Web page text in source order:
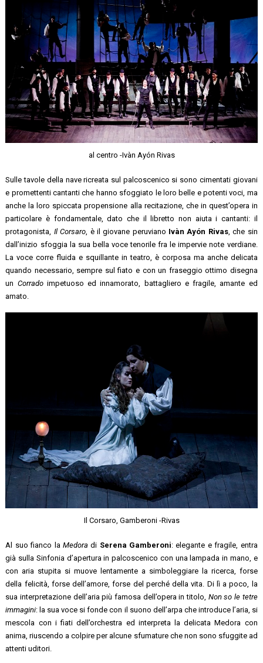
al centro -Ivàn Ayón Rivas
Sulle tavole della nave ricreata sul palcoscenico si sono cimentati giovani
e promettenti cantanti che hanno sfoggiato le loro belle e potenti voci, ma
anche la loro spiccata propensione alla recitazione, che in quest’opera in
particolare è fondamentale, dato che il libretto non aiuta i cantanti: il
protagonista, Il Corsaro , è il giovane peruviano Ivàn Ayón Rivas, che sin
dall’inizio sfoggia la sua bella voce tenorile fra le impervie note verdiane.
La voce corre fluida e squillante in teatro, è corposa ma anche delicata
quando necessario, sempre sul fiato e con un fraseggio ottimo disegna
un Corradoimpetuoso ed innamorato, battagliero e fragile, amante ed
amato.
Il Corsaro, Gamberoni -Rivas
Al suo fianco la Medora di Serena Gamberoni: elegante e fragile, entra
già sulla Sinfonia d’apertura in palcoscenico con una lampada in mano, e
con aria stupita si muove lentamente a simboleggiare la ricerca, forse
della felicità, forse dell’amore, forse del perché della vita. Di lì a poco, la
sua interpretazione dell’aria più famosa dell’opera in titolo, Non so le tetre
immagini: la sua voce si fonde con il suono dell’arpa che introduce l’aria, si
mescola con i fiati dell’orchestra ed interpreta la delicata Medora con
anima, riuscendo a colpire per alcune sfumature che non sono sfuggite ad
attenti uditori.